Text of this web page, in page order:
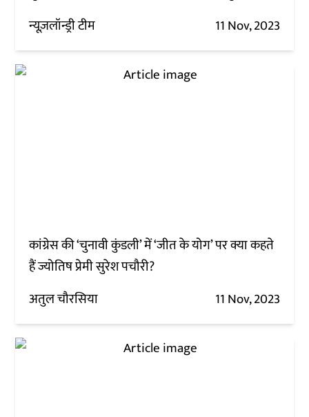
न्यूज़लॉन्ड्री टीम
11 Nov, 2023
कांग्रेस की ‘चुनावी कुंडली’ में ‘जीत के योग’ पर क्या कहते
हैं ज्योतिष प्रेमी सुरेश पचौरी?
अतुल चौरसिया
11 Nov, 2023